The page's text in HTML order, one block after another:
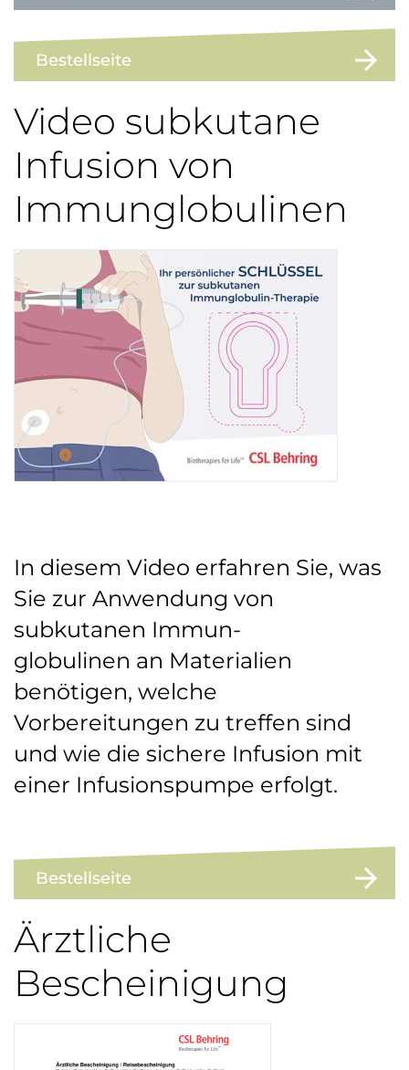
Bestellseite
Video subkutane
Infusion von
Immunglobulinen
In diesem Video erfahren Sie, was
Sie zur Anwendung von
subkutanen Immun-
globulinen an Materialien
benötigen, welche
Vorbereitungen zu treffen sind
und wie die sichere Infusion mit
einer Infusionspumpe erfolgt.
Bestellseite
Ärztliche
Bescheinigung